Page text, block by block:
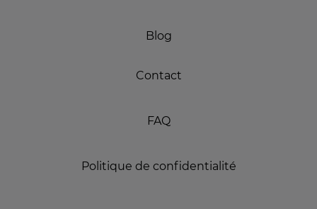
Blog
Contact
FAQ
Politique de confidentialité